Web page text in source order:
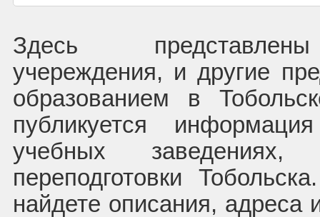
Здесь
учереждения, и другие
образованием в
публикуется
учебных заведениях,
переподготовки
найдете описания,